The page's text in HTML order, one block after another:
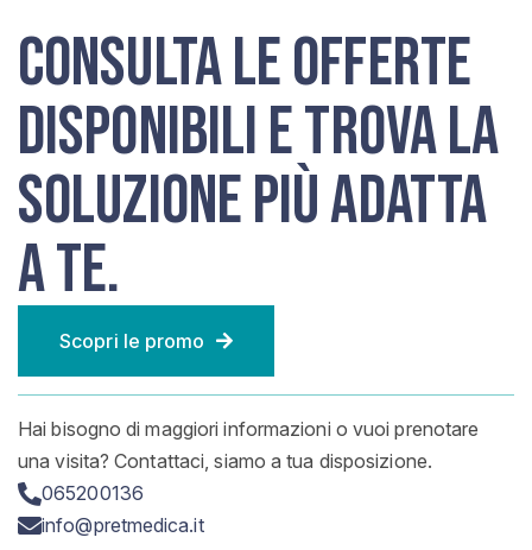
Consulta le offerte
disponibili e trova la
soluzione più adatta
a te.
Scopri le promo
Hai bisogno di maggiori informazioni o vuoi prenotare
una visita? Contattaci, siamo a tua disposizione.
065200136
info@pretmedica.it